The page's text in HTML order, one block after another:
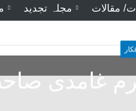
مجلہ تجدید مقالات
غامدی